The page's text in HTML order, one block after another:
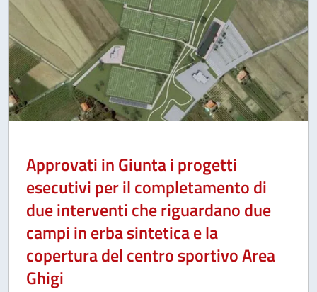
Approvati in Giunta i progetti
esecutivi per il completamento di
due interventi che riguardano due
campi in erba sintetica e la
copertura del centro sportivo Area
Ghigi